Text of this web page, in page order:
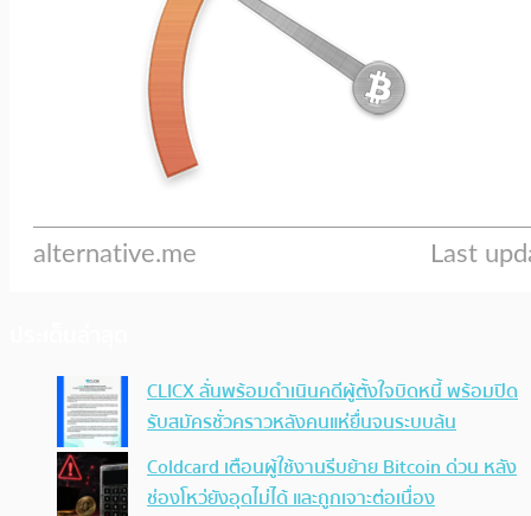
CLICX ลั่นพร้อมดำเนินคดีผู้ตั้งใจบิดหนี้ พร้อมปิด
รับสมัครชั่วคราวหลังคนแห่ยื่นจนระบบล้น
Coldcard เตือนผู้ใช้งานรีบย้าย Bitcoin ด่วน หลัง
ช่องโหว่ยังอุดไม่ได้ และถูกเจาะต่อเนื่อง